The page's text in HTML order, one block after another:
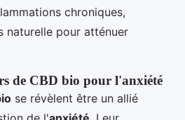
chroniques,
naturelle pour atténuer
de CBD bio pour l'anxiété
se révèlent être un allié